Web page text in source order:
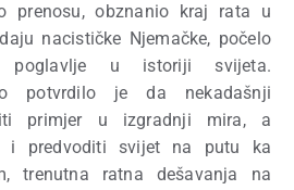
prenosu, obznanio kraj rata u
nacističke Njemačke, počelo
poglavlje u istoriji svijeta.
potvrdilo je da nekadašnji
primjer u izgradnji mira, a
i predvoditi svijet na putu ka
trenutna ratna dešavanja na